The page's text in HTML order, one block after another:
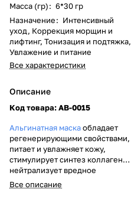
Масса (гр): 6*30 гр
Назначение: Интенсивный
уход, Коррекция морщин и
лифтинг, Тонизация и подтяжка,
Увлажение и питание
Все характеристики
Описание
Код товара:AB-0015
Альгинатная маскаобладает
регенерирующими свойствами,
питает и увлажняет кожу,
стимулирует синтез коллагена,
нейтрализует вредное
воздействие свободных
радикалов, витаминизирует и
Все описание